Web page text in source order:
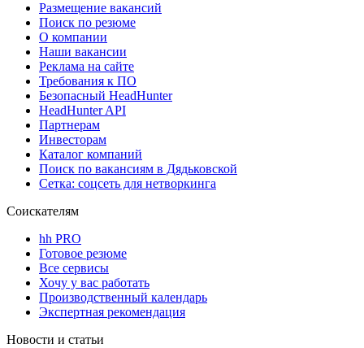
Размещение вакансий
Поиск по резюме
О компании
Наши вакансии
Реклама на сайте
Требования к ПО
Безопасный HeadHunter
HeadHunter API
Партнерам
Инвесторам
Каталог компаний
Поиск по вакансиям в Дядьковской
Сетка: соцсеть для нетворкинга
Соискателям
hh PRO
Готовое резюме
Все сервисы
Хочу у вас работать
Производственный календарь
Экспертная рекомендация
Новости и статьи